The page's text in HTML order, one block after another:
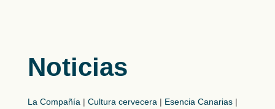
Noticias
La Compañía | Cultura cervecera | Esencia Canarias |